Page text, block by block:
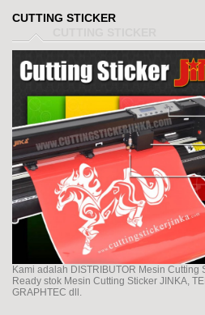
CUTTING STICKER
Kami adalah DISTRIBUTOR Mesin Cutting
Ready stok Mesin Cutting Sticker JINKA,
GRAPHTEC dll.